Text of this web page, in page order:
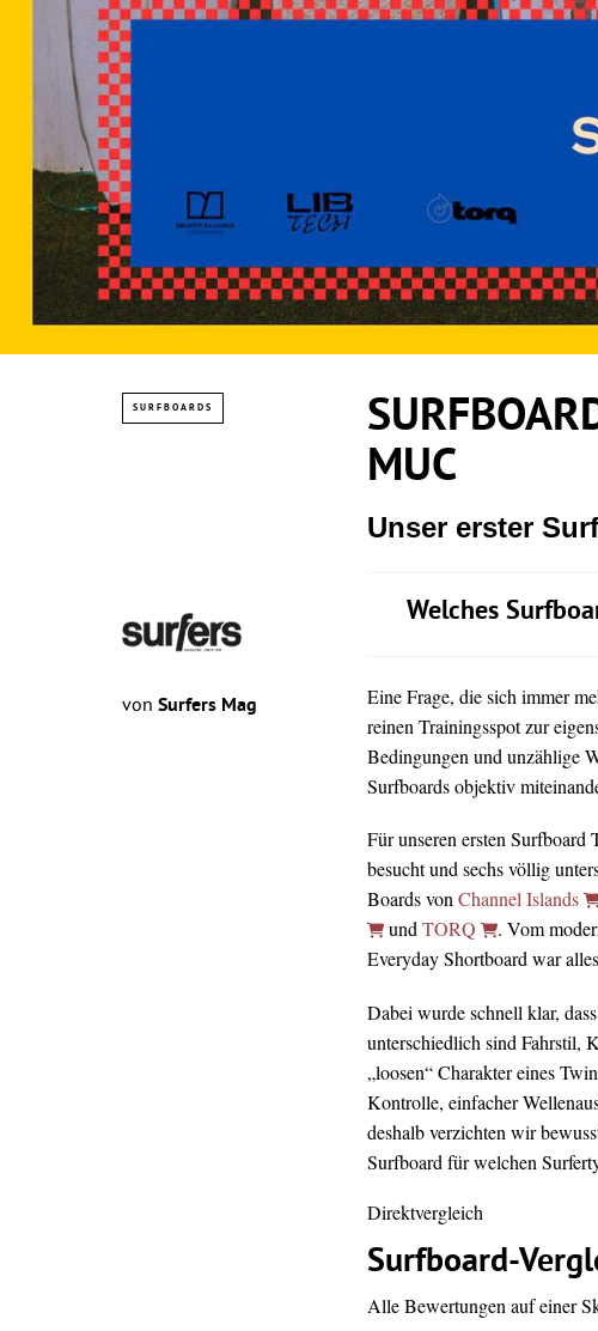
SURFBOARDS
MUC
Unser erster
von Surfers Mag
Welches
Eine Frage, die sich immer
reinen Trainingsspot zur
Bedingungen und unzählige
Surfboards objektiv
Für unseren ersten Surfboard
besucht und sechs völlig
Boards vonChannel Islands
undTORQ
. Vom
Everyday Shortboard war
Dabei wurde schnell klar,
unterschiedlich sind Fahrstil,
„loosen“ Charakter eines
Kontrolle, einfacher
deshalb verzichten wir
Surfboard für welchen
Direktvergleich
Surfboard-
Alle Bewertungen auf einer